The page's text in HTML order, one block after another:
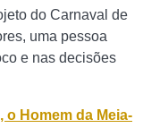
do Carnaval de
uma pessoa
e nas decisões
o Homem da Meia-